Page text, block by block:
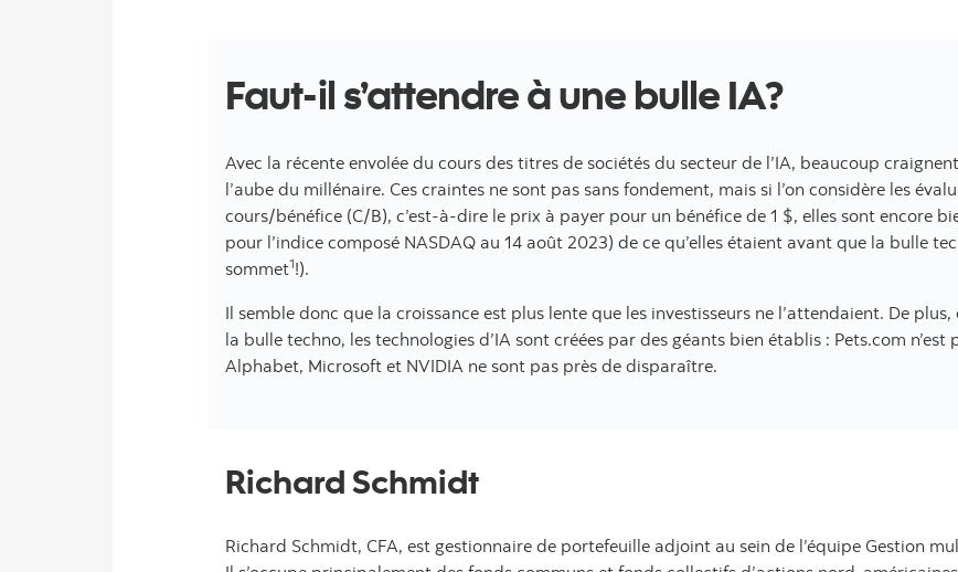
Faut-il s’attendre à une bulle IA?
Avec la récente envolée du cours des titres de sociétés du secteur de l’IA, beaucoup
l’aube du millénaire. Ces craintes ne sont pas sans fondement, mais si l’on considère les
cours/bénéfice (C/B), c’est-à-dire le prix à payer pour un bénéfice de 1 $, elles sont encore
pour l’indice composé NASDAQ au 14 août 2023) de ce qu’elles étaient avant que la bulle
sommet1!).
Il semble donc que la croissance est plus lente que les investisseurs ne l’attendaient. De
la bulle techno, les technologies d’IA sont créées par des géants bien établis : Pets.com n’est
Alphabet, Microsoft et NVIDIA ne sont pas près de disparaître.
Richard Schmidt
Richard Schmidt, CFA, est gestionnaire de portefeuille adjoint au sein de l’équipe Gestion